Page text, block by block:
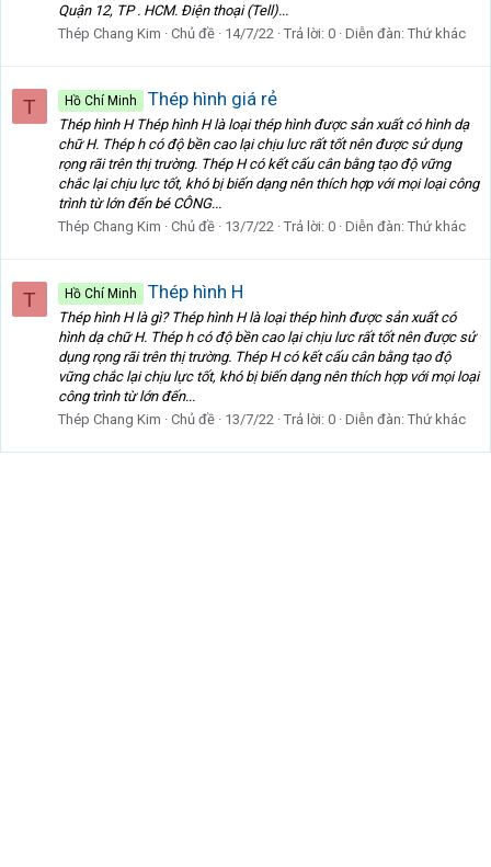
Quận 12, TP . HCM. Điện thoại (Tell)...
Thép Chang Kim
Chủ đề 14/7/22 Trả lời: 0 Diễn đàn: Thứ khác
T Hồ Chí Minh Thép hình giá rẻ
Thép hình H Thép hình H là loại thép hình được sản xuất có hình dạ
chữ H. Thép h có độ bền cao lại chịu lưc rất tốt nên được sử dụng
rọng rãi trên thị trường. Thép H có kết cấu cân bằng tạo độ vững
chắc lại chịu lực tốt, khó bị biến dạng nên thích hợp với mọi loại công
trình từ lớn đến bé CÔNG...
Thép Chang Kim
Chủ đề 13/7/22 Trả lời: 0 Diễn đàn: Thứ khác
T Hồ Chí Minh Thép hình H
Thép hình H là gì? Thép hình H là loại thép hình được sản xuất có
hình dạ chữ H. Thép h có độ bền cao lại chịu lưc rất tốt nên được sử
dụng rọng rãi trên thị trường. Thép H có kết cấu cân bằng tạo độ
vững chắc lại chịu lực tốt, khó bị biến dạng nên thích hợp với mọi loại
công trình từ lớn đến...
Thép Chang Kim
Chủ đề 13/7/22 Trả lời: 0 Diễn đàn: Thứ khác